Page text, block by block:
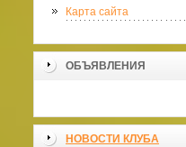
Карта сайта
ОБЪЯВЛЕНИЯ
НОВОСТИ КЛУБА